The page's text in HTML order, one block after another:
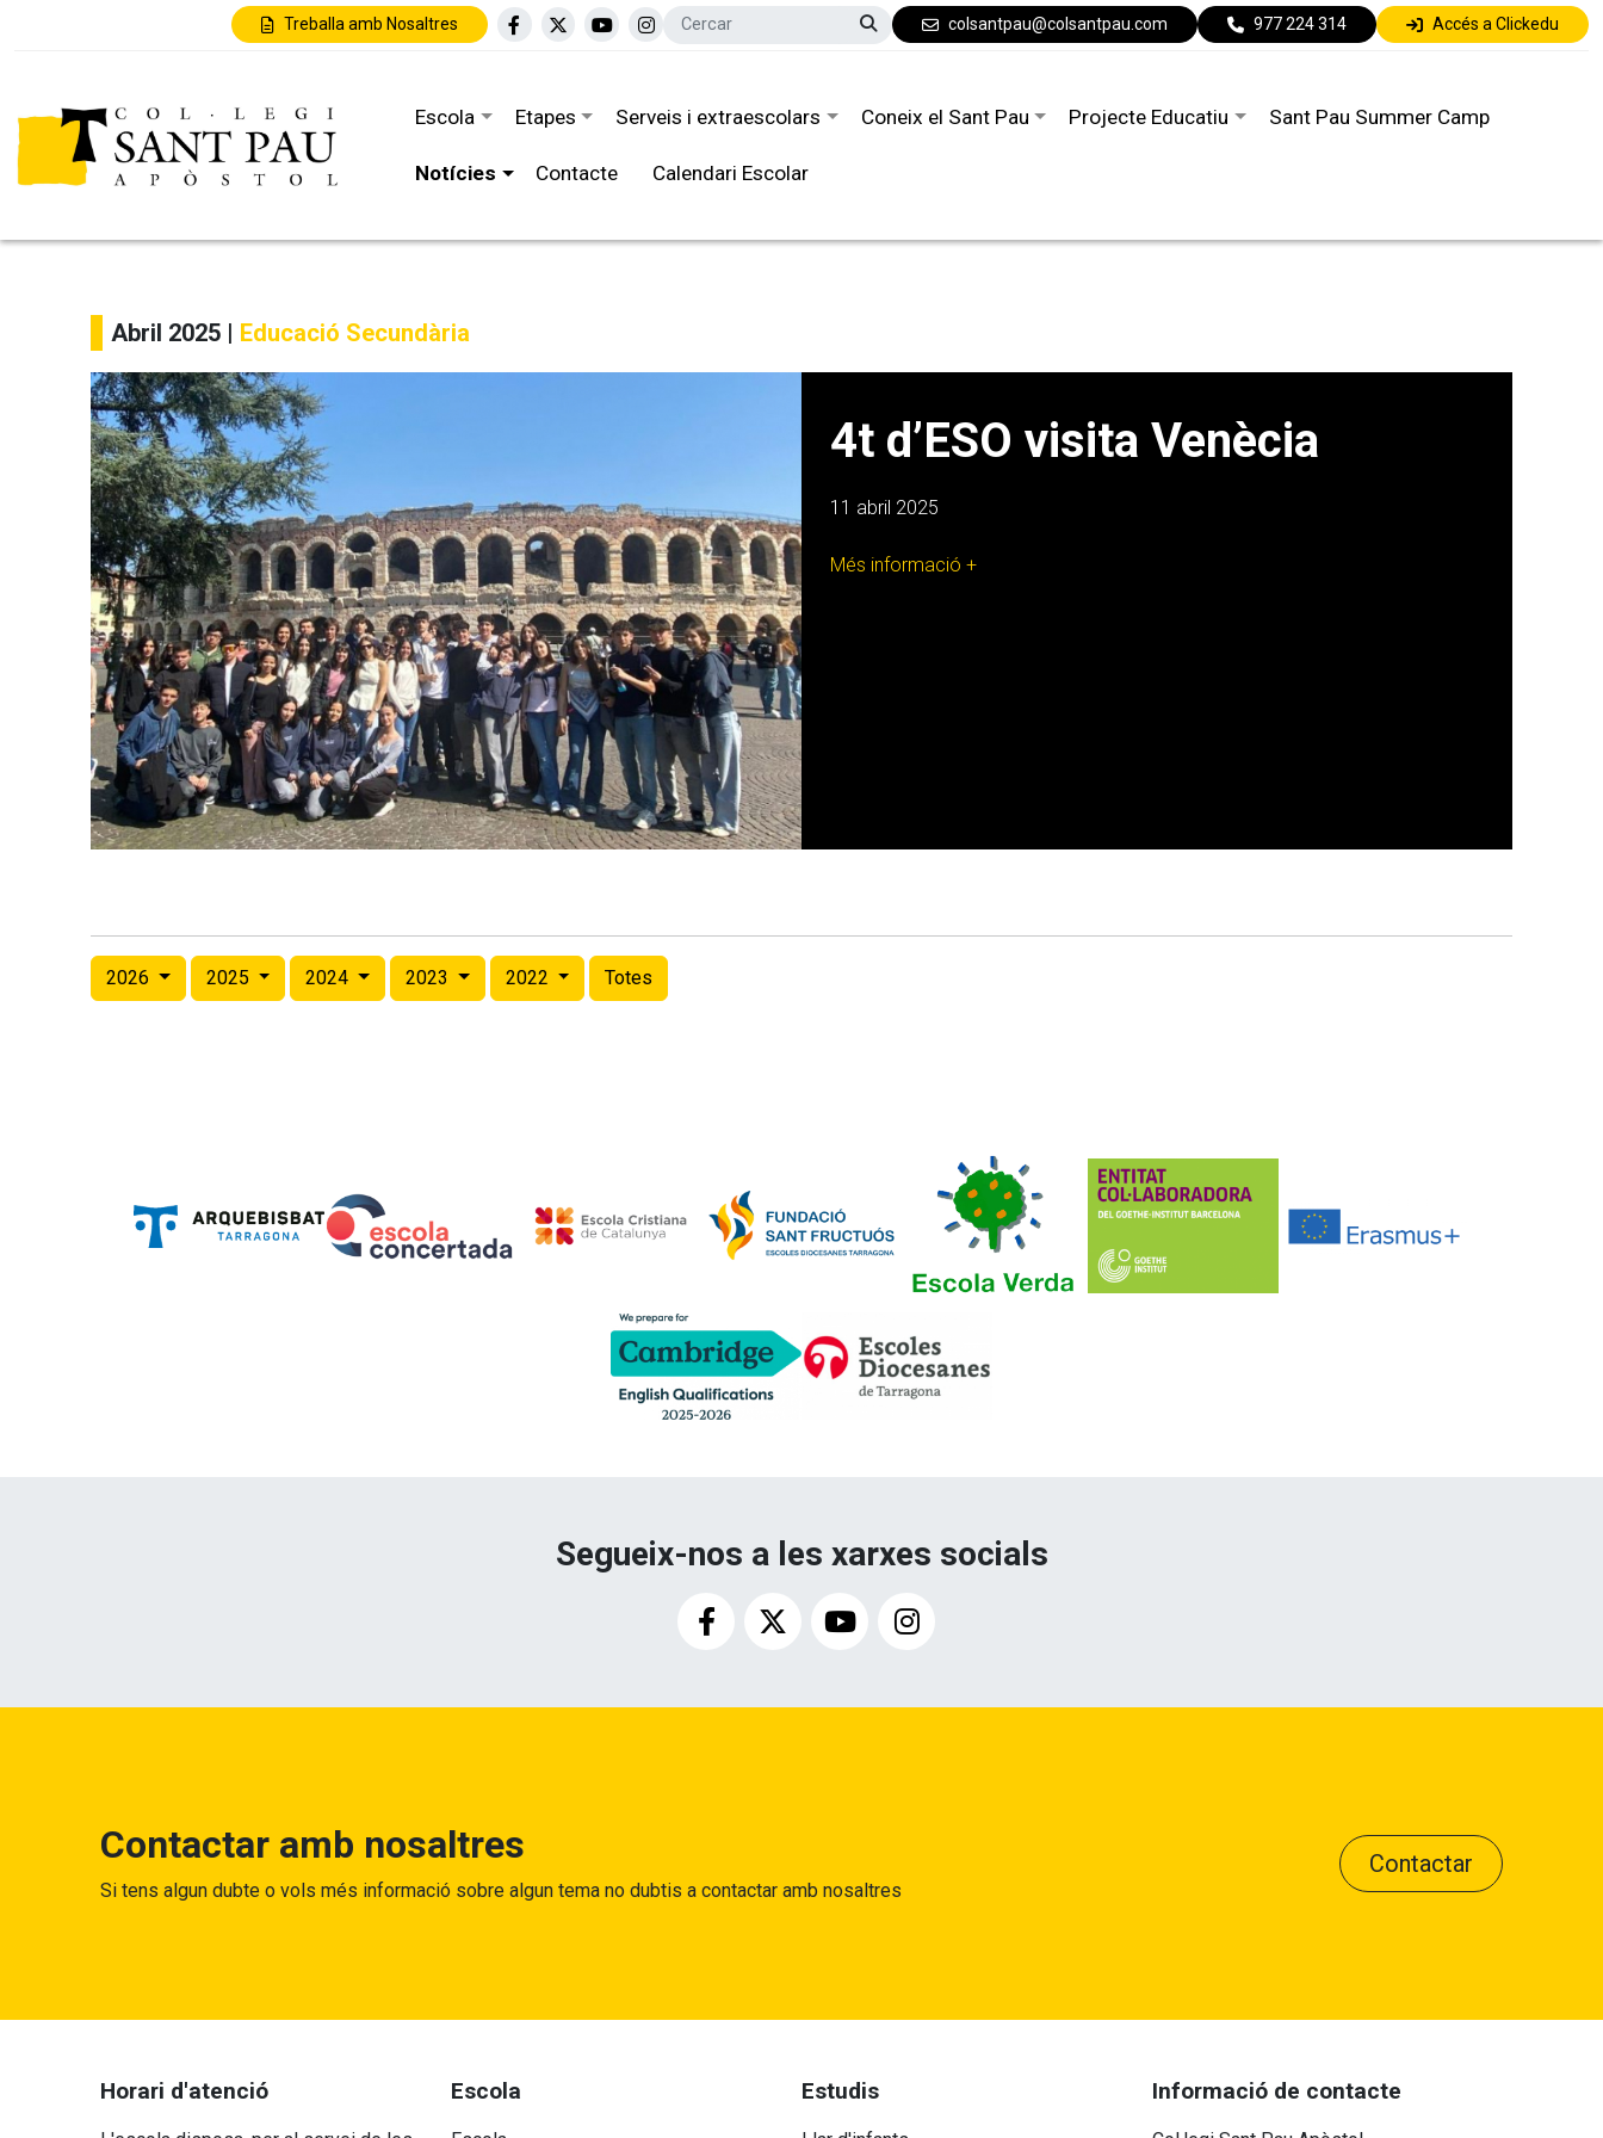
Treballa amb Nosaltres colsantpau@colsantpau.com 977 224 314 Accés a Clickedu
Escola Etapes Serveis i extraescolars Coneix el Sant Pau Projecte Educatiu Sant Pau Summer Camp
Notícies Contacte Calendari Escolar
Abril 2025 | Educació Secundària
4t d’ESO visita Venècia
11 abril 2025
Més informació +
2026 2025 2024 2023 2022 Totes
Segueix-nos a les xarxes socials
Contactar amb nosaltres
Si tens algun dubte o vols més informació sobre algun tema no dubtis a contactar amb nosaltres
Contactar
Horari d'atenció Escola Estudis Informació de contacte